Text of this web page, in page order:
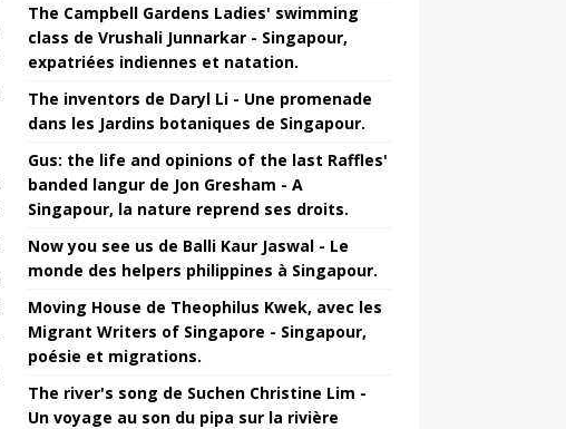
The Campbell Gardens Ladies' swimming
class de Vrushali Junnarkar - Singapour,
expatriées indiennes et natation.
The inventors de Daryl Li - Une promenade
dans les Jardins botaniques de Singapour.
Gus: the life and opinions of the last Raffles'
banded langur de Jon Gresham - A
Singapour, la nature reprend ses droits.
Now you see us de Balli Kaur Jaswal - Le
monde des helpers philippines à Singapour.
Moving House de Theophilus Kwek, avec les
Migrant Writers of Singapore - Singapour,
poésie et migrations.
The river's song de Suchen Christine Lim -
Un voyage au son du pipa sur la rivière